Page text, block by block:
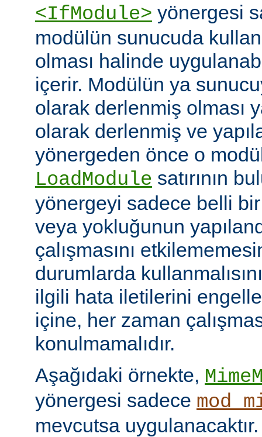
<IfModule> yönergesi
modülün sunucuda
olması halinde
içerir. Modülün ya
olarak derlenmiş olması
olarak derlenmiş ve
yönergeden önce o
LoadModule satırının
yönergeyi sadece belli bir
veya yokluğunun
çalışmasını
durumlarda
ilgili hata iletilerini
içine, her zaman
konulmamalıdır.
Aşağıdaki örnekte,
yönergesi sadece
mevcutsa uygulanacaktır.